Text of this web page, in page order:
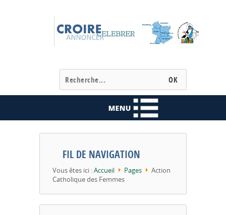
FIL DE NAVIGATION
Vous êtes ici :Accueil Pages
Action
Catholique des Femmes